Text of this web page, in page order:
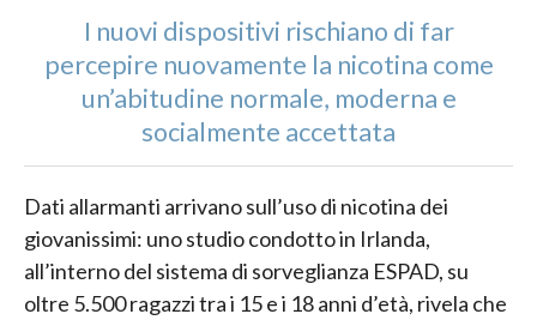
I nuovi dispositivi rischiano di far
percepire nuovamente la nicotina come
un’abitudine normale, moderna e
socialmente accettata
Dati allarmanti arrivano sull’uso di nicotina dei
giovanissimi: uno studio condotto in Irlanda,
all’interno del sistema di sorveglianza ESPAD, su
oltre 5.500 ragazzi tra i 15 e i 18 anni d’età, rivela che